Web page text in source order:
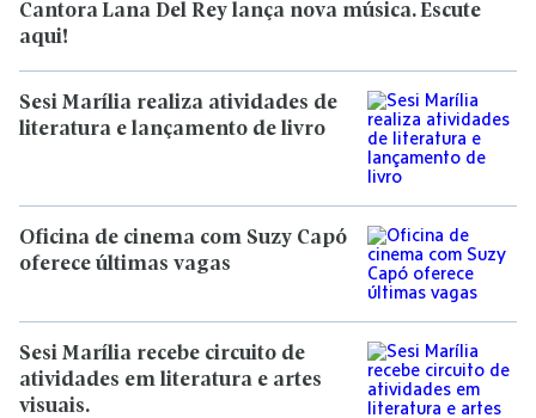
Cantora Lana Del Rey lança nova música. Escute
aqui!
Sesi Marília realiza atividades de
literatura e lançamento de livro
Oficina de cinema com Suzy Capó
oferece últimas vagas
Sesi Marília recebe circuito de
atividades em literatura e artes
visuais.